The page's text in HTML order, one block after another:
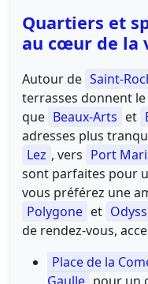
Quartiers et
au cœur de la
Autour de Saint-
terrasses donnent
que Beaux-Arts et
adresses plus
Lez , vers Port
sont parfaites pour
vous préférez une
Polygone et
de rendez-vous,
Place de la
Gaulle pour un